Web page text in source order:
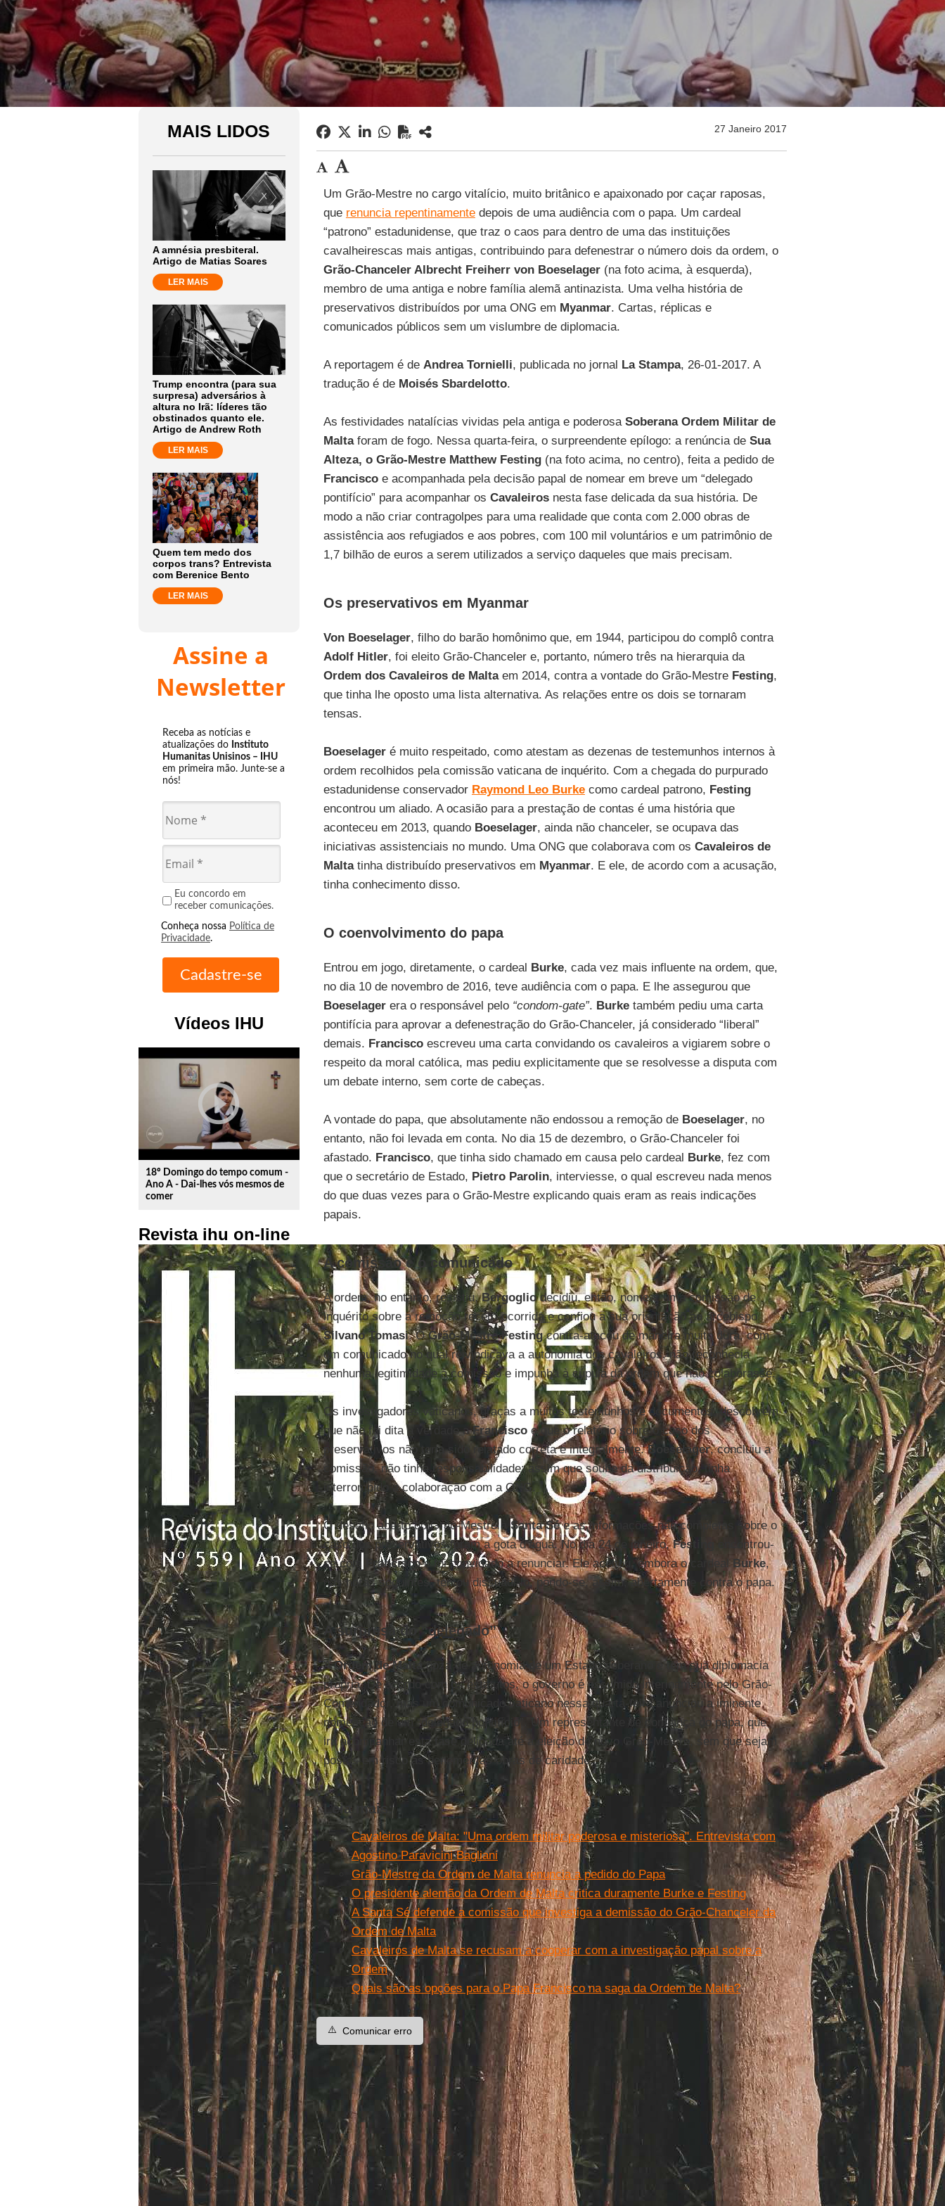
MAIS LIDOS
A amnésia presbiteral.
Artigo de Matias Soares
LER MAIS
Trump encontra (para sua
surpresa) adversários à
altura no Irã: líderes tão
obstinados quanto ele.
Artigo de Andrew Roth
LER MAIS
Quem tem medo dos
corpos trans? Entrevista
com Berenice Bento
LER MAIS
Assine a
Newsletter
Receba as notícias e
atualizações do Instituto
Humanitas Unisinos – IHU
em primeira mão. Junte-se a
nós!
Eu concordo em
receber comunicações.
Conheça nossa Política de
Privacidade.
Vídeos IHU
play_circle_outline
18º Domingo do tempo comum -
Ano A - Dai-lhes vós mesmos de
comer
Revista ihu on-line
27 Janeiro 2017
Um Grão-Mestre no cargo vitalício, muito britânico e apaixonado por caçar raposas,
que renuncia repentinamentedepois de uma audiência com o papa. Um cardeal
“patrono” estadunidense, que traz o caos para dentro de uma das instituições
cavalheirescas mais antigas, contribuindo para defenestrar o número dois da ordem, o
Grão-Chanceler Albrecht Freiherr von Boeselager(na foto acima, à esquerda),
membro de uma antiga e nobre família alemã antinazista. Uma velha história de
preservativos distribuídos por uma ONG em Myanmar. Cartas, réplicas e
comunicados públicos sem um vislumbre de diplomacia.
A reportagem é de Andrea Tornielli, publicada no jornal La Stampa, 26-01-2017. A
tradução é de Moisés Sbardelotto.
As festividades natalícias vividas pela antiga e poderosa Soberana Ordem Militar de
Maltaforam de fogo. Nessa quarta-feira, o surpreendente epílogo: a renúncia de Sua
Alteza, o Grão-Mestre Matthew Festing(na foto acima, no centro), feita a pedido de
Franciscoe acompanhada pela decisão papal de nomear em breve um “delegado
pontifício” para acompanhar os Cavaleirosnesta fase delicada da sua história. De
modo a não criar contragolpes para uma realidade que conta com 2.000 obras de
assistência aos refugiados e aos pobres, com 100 mil voluntários e um patrimônio de
1,7 bilhão de euros a serem utilizados a serviço daqueles que mais precisam.
Os preservativos em Myanmar
Von Boeselager, filho do barão homônimo que, em 1944, participou do complô contra
Adolf Hitler, foi eleito Grão-Chanceler e, portanto, número três na hierarquia da
Ordem dos Cavaleiros de Maltaem 2014, contra a vontade do Grão-MestreFesting,
que tinha lhe oposto uma lista alternativa. As relações entre os dois se tornaram
tensas.
Boeselageré muito respeitado, como atestam as dezenas de testemunhos internos à
ordem recolhidos pela comissão vaticana de inquérito. Com a chegada do purpurado
estadunidense conservador Raymond Leo Burkecomo cardeal patrono, Festing
encontrou um aliado. A ocasião para a prestação de contas é uma história que
aconteceu em 2013, quando Boeselager, ainda não chanceler, se ocupava das
iniciativas assistenciais no mundo. Uma ONG que colaborava com os Cavaleiros de
Maltatinha distribuído preservativos em Myanmar. E ele, de acordo com a acusação,
tinha conhecimento disso.
O coenvolvimento do papa
Entrou em jogo, diretamente, o cardeal Burke, cada vez mais influente na ordem, que,
no dia 10 de novembro de 2016, teve audiência com o papa. E lhe assegurou que
Boeselagerera o responsável pelo“condom-gate”. Burketambém pediu uma carta
pontifícia para aprovar a defenestração do Grão-Chanceler, já considerado “liberal”
demais. Franciscoescreveu uma carta convidando os cavaleiros a vigiarem sobre o
respeito da moral católica, mas pediu explicitamente que se resolvesse a disputa com
um debate interno, sem corte de cabeças.
A vontade do papa, que absolutamente não endossou a remoção de Boeselager, no
entanto, não foi levada em conta. No dia 15 de dezembro, o Grão-Chanceler foi
afastado. Francisco, que tinha sido chamado em causa pelo cardeal Burke, fez com
que o secretário de Estado, Pietro Parolin, interviesse, o qual escreveu nada menos
do que duas vezes para o Grão-Mestre explicando quais eram as reais indicações
papais.
A comissão e o comunicado
A ordem, no entanto, resistiu.Bergogliodecidiu, então, nomear uma comissão de
inquérito sobre a remoção recém-ocorrida e confiou a sua orientação ao arcebispo
Silvano Tomasi. OGrão-Mestre Festingcontra-atacou de maneira muito dura, com
um comunicado no qual reivindicava a autonomia dos cavaleiros, não reconhecia
nenhuma legitimidade à comissão e impunha à cúpula da ordem que não colaborasse.
Os investigadores vaticanos, graças a muitos testemunhos e documentos, descobrem
que não foi dita a verdade aFranciscoe que o relatório sobre o caso dos
preservativos não teria sido relatado correta e integralmente.Boeselager, concluiu a
comissão, não tinha responsabilidade: assim que soube da distribuição, tinha
interrompido a colaboração com a ONG.
O desafio aberto do Grão-Mestre à Santa Sée as informações não completas sobre o
caso dos preservativos foram a gota d’água. No dia 24 de janeiro,Festing
encontrou-
se com
Franciscoe foi convidado a renunciar. Ele aceitou, embora o cardealBurke,
nas horas seguintes, tentou dissuadi-lo, pondo-se, assim, abertamente contra o papa.
A surpresa do “delegado”
AOrdem de Maltagoza de autonomia de um Estado soberano e tem sua diplomacia
própria. De acordo com os estatutos, o governo é assumido interinamente pelo Grão-
Comendador, mas um comunicado vaticano nessa quarta-feira anunciou a iminente
nomeação de um “delegado pontifício”. Um representante de confiança do papa, que
irá acompanhar esta fase delicada até a eleição do novo Grão-Mestre, sem que sejam
postas em risco as beneméritas obras de caridade.
Leia mais:
Cavaleiros de Malta: "Uma ordem militar poderosa e misteriosa". Entrevista com
Agostino Paravicini Bagliani
Grão-Mestre da Ordem de Malta renuncia a pedido do Papa
O presidente alemão da Ordem de Malta critica duramente Burke e Festing
A Santa Sé defende a comissão que investiga a demissão do Grão-Chanceler da
Ordem de Malta
Cavaleiros de Malta se recusam a cooperar com a investigação papal sobre a
Ordem
Quais são as opções para o Papa Francisco na saga da Ordem de Malta?
⚠️ Comunicar erro